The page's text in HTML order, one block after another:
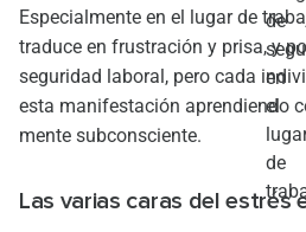
Especialmente en el lugar de
traduce en frustración y prisa, y
seguridad laboral, pero cada
esta manifestación aprendiendo
mente subconsciente.
Las varias caras del estrés